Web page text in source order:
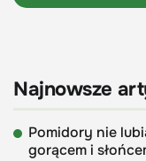
Najnowsze
Pomidory nie
gorącem i